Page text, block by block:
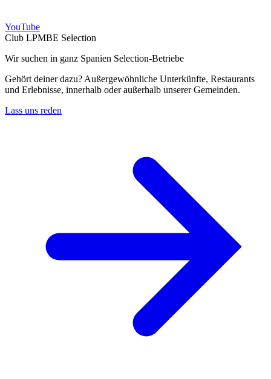
YouTube
Club LPMBE Selection
Wir suchen in ganz Spanien Selection-Betriebe
Gehört deiner dazu? Außergewöhnliche Unterkünfte, Restaurants
und Erlebnisse, innerhalb oder außerhalb unserer Gemeinden.
Lass uns reden